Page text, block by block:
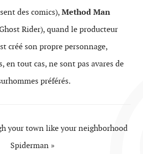
des comics),Method Man
Rider), quand le pro­duc­teur
créé son pro­pre per­son­nage,
en tout cas, ne sont pas avares de
préférés.
your town like your neigh­bor­hood
Spi­der­man »